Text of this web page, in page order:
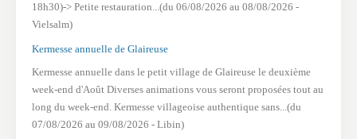
18h30)-> Petite restauration...(du 06/08/2026 au 08/08/2026 -
Vielsalm)
Kermesse annuelle de Glaireuse
Kermesse annuelle dans le petit village de Glaireuse le deuxième
week-end d'Août Diverses animations vous seront proposées tout au
long du week-end. Kermesse villageoise authentique sans...(du
07/08/2026 au 09/08/2026 - Libin)